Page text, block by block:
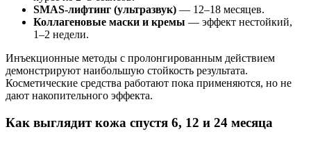
SMAS-лифтинг (ультразвук) — 12–18 месяцев.
Коллагеновые маски и кремы — эффект нестойкий,
1–2 недели.
Инъекционные методы с пролонгированным действием
демонстрируют наибольшую стойкость результата.
Косметические средства работают пока применяются, но не
дают накопительного эффекта.
Как выглядит кожа спустя 6, 12 и 24 месяца